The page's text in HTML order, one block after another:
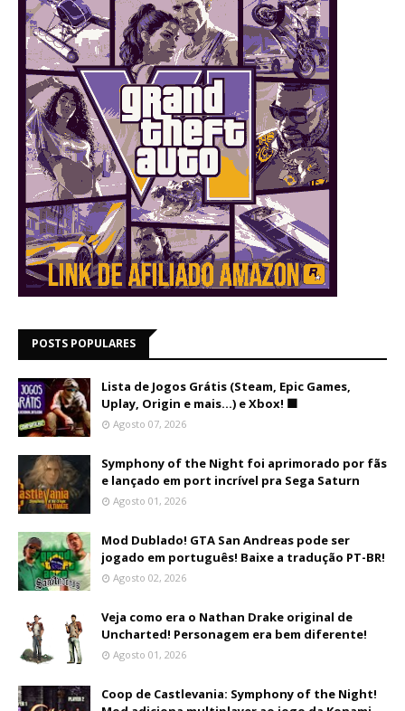
POSTS POPULARES
Lista de Jogos Grátis (Steam, Epic Games,
Uplay, Origin e mais...) e Xbox! 🟩
Agosto 07, 2026
Symphony of the Night foi aprimorado por fãs
e lançado em port incrível pra Sega Saturn
Agosto 01, 2026
Mod Dublado! GTA San Andreas pode ser
jogado em português! Baixe a tradução PT-BR!
Agosto 02, 2026
Veja como era o Nathan Drake original de
Uncharted! Personagem era bem diferente!
Agosto 01, 2026
Coop de Castlevania: Symphony of the Night!